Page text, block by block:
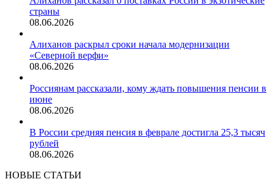
страны
08.06.2026
Алиханов раскрыл сроки начала модернизации
«Северной верфи»
08.06.2026
Россиянам рассказали, кому ждать повышения пенсии в
июне
08.06.2026
В России средняя пенсия в феврале достигла 25,3 тысяч
рублей
08.06.2026
НОВЫЕ СТАТЬИ